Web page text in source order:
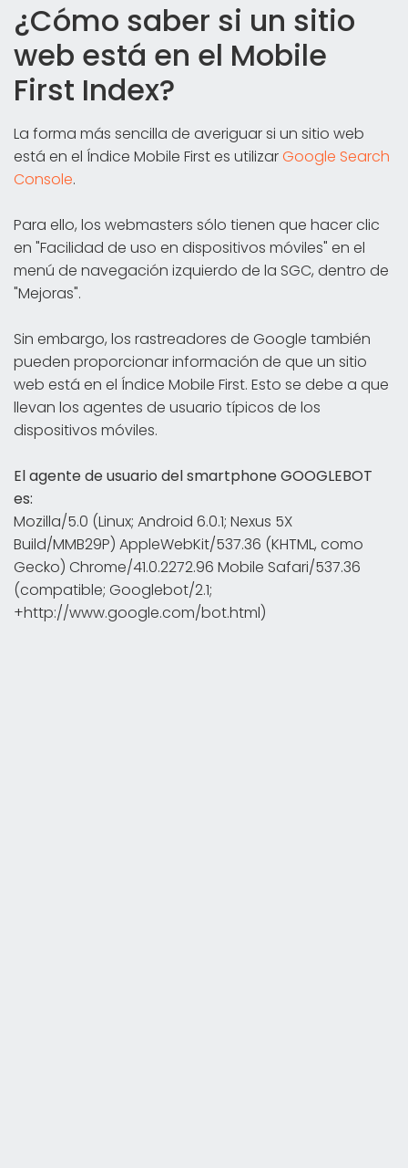
¿Cómo saber si un sitio
web está en el Mobile
First Index?
La forma más sencilla de averiguar si un sitio web
está en el Índice Mobile First es utilizarGoogle Search
Console.
Para ello, los webmasters sólo tienen que hacer clic
en "Facilidad de uso en dispositivos móviles" en el
menú de navegación izquierdo de la SGC, dentro de
"Mejoras".
Sin embargo, los rastreadores de Google también
pueden proporcionar información de que un sitio
web está en el Índice Mobile First. Esto se debe a que
llevan los agentes de usuario típicos de los
dispositivos móviles.
El agente de usuario del smartphone GOOGLEBOT
es:
Mozilla/5.0 (Linux; Android 6.0.1; Nexus 5X
Build/MMB29P) AppleWebKit/537.36 (KHTML, como
Gecko) Chrome/41.0.2272.96 Mobile Safari/537.36
(compatible; Googlebot/2.1;
+http://www.google.com/bot.html)